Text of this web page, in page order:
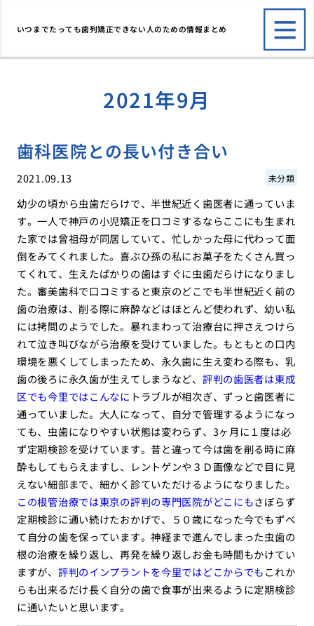
いつまでたっても歯列矯正できない人のための情報まとめ
2021年9月
歯科医院との長い付き合い
2021.09.13 未分類
幼少の頃から虫歯だらけで、半世紀近く歯医者に通っていま
す。一人で神戸の小児矯正を口コミするならここにも生まれ
た家では曾祖母が同居していて、忙しかった母に代わって面
倒をみてくれました。喜ぶひ孫の私にお菓子をたくさん買っ
てくれて、生えたばかりの歯はすぐに虫歯だらけになりまし
た。審美歯科で口コミすると東京のどこでも半世紀近く前の
歯の治療は、削る際に麻酔などはほとんど使われず、幼い私
には拷問のようでした。暴れまわって治療台に押さえつけら
れて泣き叫びながら治療を受けていました。もともとの口内
環境を悪くしてしまったため、永久歯に生え変わる際も、乳
歯の後ろに永久歯が生えてしまうなど、 評判の歯医者は東成
区でも今里ではこんなに トラブルが相次ぎ、ずっと歯医者に
通っていました。大人になって、自分で管理するようになっ
ても、虫歯になりやすい状態は変わらず、3ヶ月に１度は必
ず定期検診を受けています。昔と違って今は歯を削る時に麻
酔もしてもらえますし、レントゲンや３Ｄ画像などで目に見
えない細部まで、細かく診ていただけるようになりました。
この根管治療では東京の評判の専門医院がどこにもさぼらず
定期検診に通い続けたおかげで、５０歳になった今でもずべ
て自分の歯を保っています。神経まで進んでしまった虫歯の
根の治療を繰り返し、再発を繰り返しお金も時間もかけてい
ますが、 評判のインプラントを今里ではどこからでもこれか
らも出来るだけ長く自分の歯で食事が出来るように定期検診
に通いたいと思います。